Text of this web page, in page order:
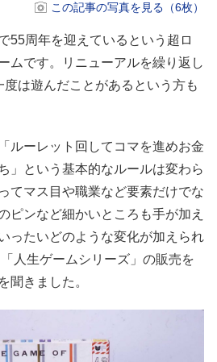
この記事の写真を見る（6枚）
55周年を迎えているという超ロ
ムです。リニューアルを繰り返し
は遊んだことがあるという方も
ルーレット回してコマを進めお金
」という基本的なルールは変わら
てマス目や職業など要素だけでな
ピンなど細かいところも手が加え
ったいどのような変化が加えられ
人生ゲームシリーズ」の販売を
聞きました。